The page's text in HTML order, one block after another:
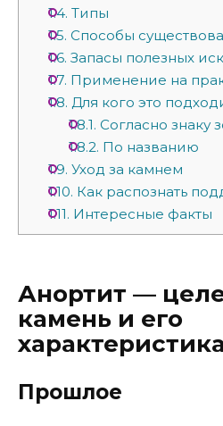
1.4. Типы
1.5. Способы
1.6. Запасы полезных
1.7. Применение на
1.8. Для кого это
1.8.1. Согласно знаку
1.8.2. По названию
1.9. Уход за камнем
1.10. Как распознать
1.11. Интересные факты
Анортит —
камень и его
Прошлое